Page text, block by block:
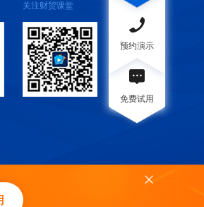
关注财贸课堂
预约演示
免费试用